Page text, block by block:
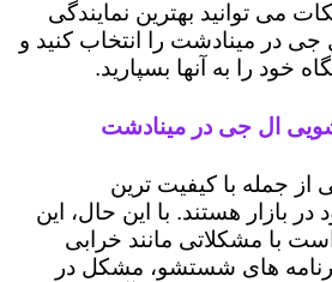
می توانید بهترین نمایندگی
جی در مینادشت را انتخاب کنید و
خود را به آنها بسپارید.
ال جی در مینادشت
جمله با کیفیت ترین
بازار هستند. با این حال، این
با مشکلاتی مانند خرابی
های شستشو، مشکل در